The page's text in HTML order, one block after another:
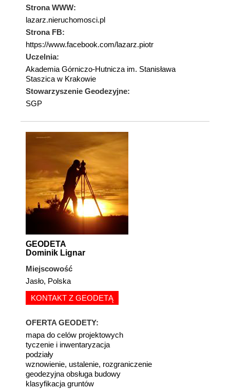
Strona WWW:
lazarz.nieruchomosci.pl
Strona FB:
https://www.facebook.com/lazarz.piotr
Uczelnia:
Akademia Górniczo-Hutnicza im. Stanisława
Staszica w Krakowie
Stowarzyszenie Geodezyjne:
SGP
GEODETA
Dominik Lignar
Miejscowość
Jasło, Polska
KONTAKT Z GEODETĄ
OFERTA GEODETY:
mapa do celów projektowych
tyczenie i inwentaryzacja
podziały
wznowienie, ustalenie, rozgraniczenie
geodezyjna obsługa budowy
klasyfikacja gruntów